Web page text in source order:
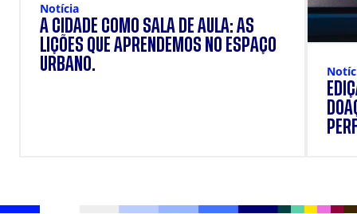
Notícia
A CIDADE COMO SALA DE AULA: AS
LIÇÕES QUE APRENDEMOS NO ESPAÇO
URBANO.